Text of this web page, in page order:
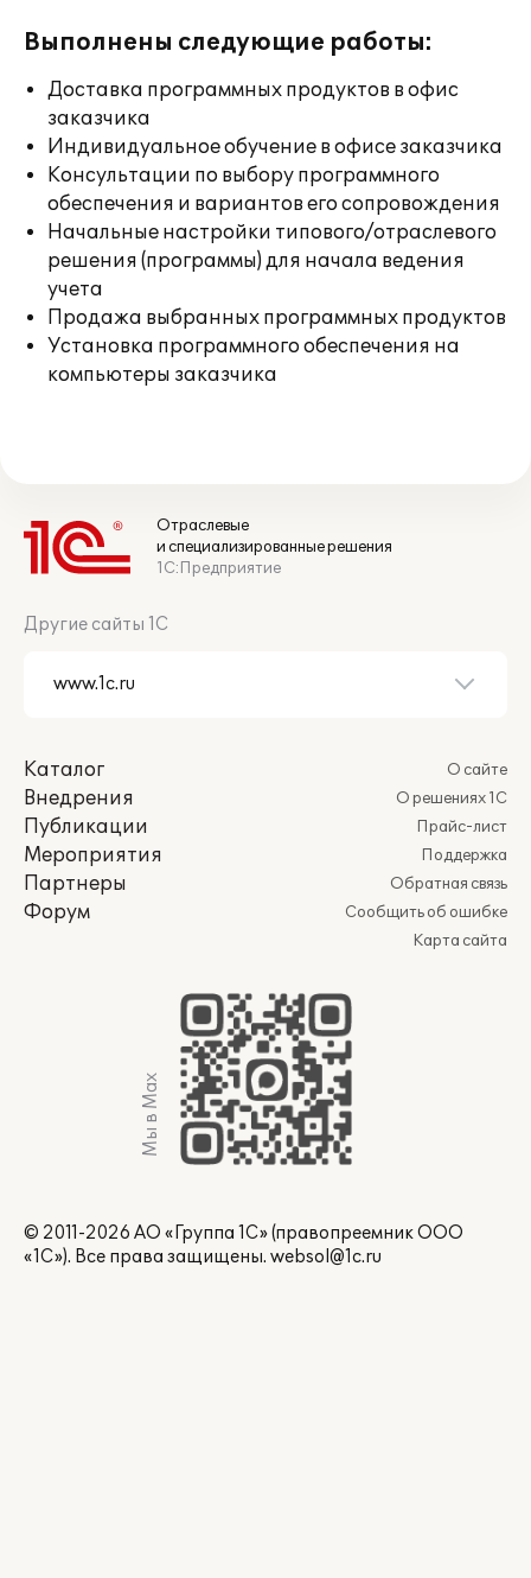
Выполнены следующие работы:
Доставка программных продуктов в офис
заказчика
Индивидуальное обучение в офисе заказчика
Консультации по выбору программного
обеспечения и вариантов его сопровождения
Начальные настройки типового/отраслевого
решения (программы) для начала ведения
учета
Продажа выбранных программных продуктов
Установка программного обеспечения на
компьютеры заказчика
Отраслевые
и специализированные решения
1С:Предприятие
Другие сайты 1С
Каталог
Внедрения
Публикации
Мероприятия
Партнеры
Форум
О сайте
О решениях 1С
Прайс-лист
Поддержка
Обратная связь
Сообщить об ошибке
Карта сайта
Мы в Max
© 2011-2026 АО «Группа 1С» (правопреемник ООО
«1С»). Все права защищены. websol@1c.ru